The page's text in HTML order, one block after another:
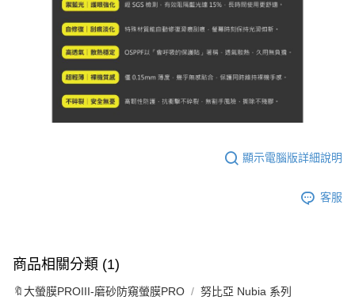
顯示電腦版詳細說明
客服
商品相關分類 (1)
🔖大螢膜PROIII-磨砂防窺螢膜PRO 努比亞 Nubia 系列